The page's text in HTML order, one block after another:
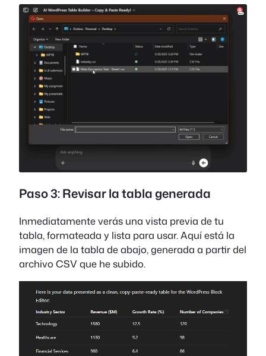
Paso 3: Revisar la tabla generada
Inmediatamente verás una vista previa de tu
tabla, formateada y lista para usar. Aquí está la
imagen de la tabla de abajo, generada a partir del
archivo CSV que he subido.